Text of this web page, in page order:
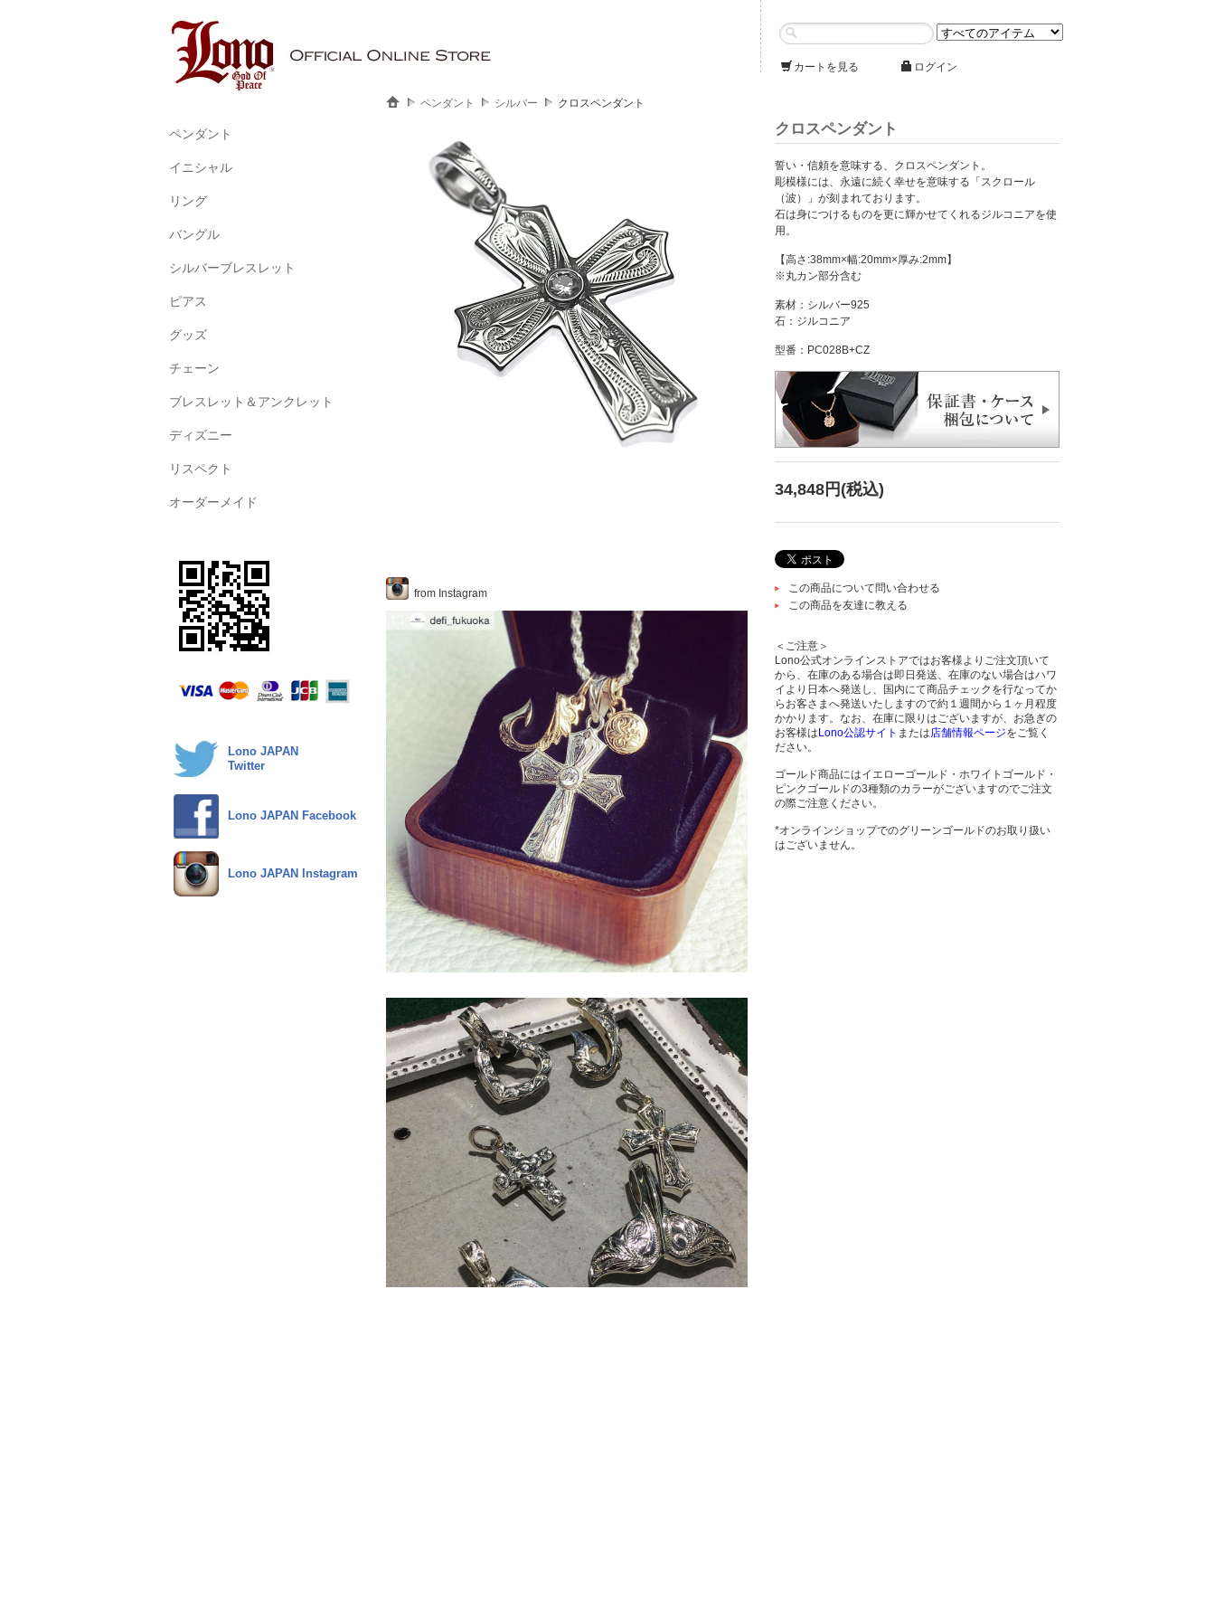
カートを見る ログイン
ペンダント
イニシャル
リング
バングル
シルバーブレスレット
ピアス
グッズ
チェーン
ブレスレット＆アンクレット
ディズニー
リスペクト
オーダーメイド
Lono JAPAN
Twitter
Lono JAPAN Facebook
Lono JAPAN Instagram
ペンダント シルバー クロスペンダント
from Instagram
クロスペンダント
誓い・信頼を意味する、クロスペンダント。
彫模様には、永遠に続く幸せを意味する「スクロール
（波）」が刻まれております。
石は身につけるものを更に輝かせてくれるジルコニアを使
用。
【高さ:38mm×幅:20mm×厚み:2mm】
※丸カン部分含む
素材：シルバー925
石：ジルコニア
型番：PC028B+CZ
34,848円(税込)
この商品について問い合わせる
この商品を友達に教える
＜ご注意＞
Lono公式オンラインストアではお客様よりご注文頂いて
から、在庫のある場合は即日発送、在庫のない場合はハワ
イより日本へ発送し、国内にて商品チェックを行なってか
らお客さまへ発送いたしますので約１週間から１ヶ月程度
かかります。なお、在庫に限りはございますが、お急ぎの
お客様は Lono公認サイト または店舗情報ページをご覧く
ださい。
ゴールド商品にはイエローゴールド・ホワイトゴールド・
ピンクゴールドの3種類のカラーがございますのでご注文
の際ご注意ください。
*オンラインショップでのグリーンゴールドのお取り扱い
はございません。